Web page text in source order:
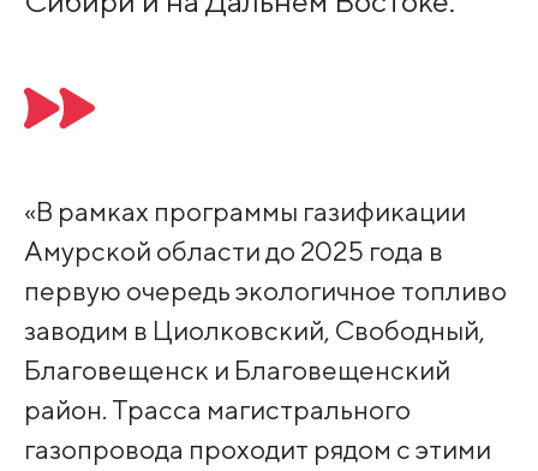
«В рамках программы газификации
Амурской области до 2025 года в
первую очередь экологичное топливо
заводим в Циолковский, Свободный,
Благовещенск и Благовещенский
район. Трасса магистрального
газопровода проходит рядом с этими